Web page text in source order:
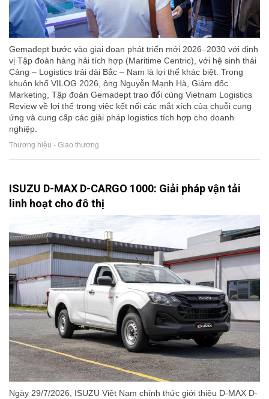
Gemadept bước vào giai đoạn phát triển mới 2026–2030 với định
vị Tập đoàn hàng hải tích hợp (Maritime Centric), với hệ sinh thái
Cảng – Logistics trải dài Bắc – Nam là lợi thế khác biệt. Trong
khuôn khổ VILOG 2026, ông Nguyễn Mạnh Hà, Giám đốc
Marketing, Tập đoàn Gemadept trao đổi cùng Vietnam Logistics
Review về lợi thế trong việc kết nối các mắt xích của chuỗi cung
ứng và cung cấp các giải pháp logistics tích hợp cho doanh
nghiệp.
Thương hiệu - Giao thương
ISUZU D-MAX D-CARGO 1000: Giải pháp vận tải
linh hoạt cho đô thị
Ngày 29/7/2026, ISUZU Việt Nam chính thức giới thiệu D-MAX D-